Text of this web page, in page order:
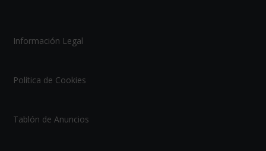
Información Legal
Política de Cookies
Tablón de Anuncios